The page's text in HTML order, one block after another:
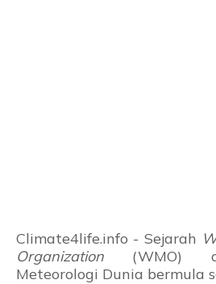
Climate4life.info - Sejarah
Organization (WMO)
Meteorologi Dunia bermula